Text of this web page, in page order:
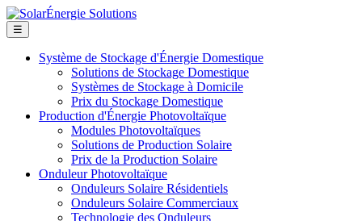
☰
Système de Stockage d'Énergie Domestique
Solutions de Stockage Domestique
Systèmes de Stockage à Domicile
Prix du Stockage Domestique
Production d'Énergie Photovoltaïque
Modules Photovoltaïques
Solutions de Production Solaire
Prix de la Production Solaire
Onduleur Photovoltaïque
Onduleurs Solaire Résidentiels
Onduleurs Solaire Commerciaux
Technologie des Onduleurs